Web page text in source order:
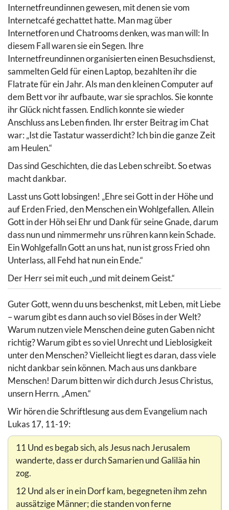
Internetfreundinnen gewesen, mit denen sie vom
Internetcafé gechattet hatte. Man mag über
Internetforen und Chatrooms denken, was man will: In
diesem Fall waren sie ein Segen. Ihre
Internetfreundinnen organisierten einen Besuchsdienst,
sammelten Geld für einen Laptop, bezahlten ihr die
Flatrate für ein Jahr. Als man den kleinen Computer auf
dem Bett vor ihr aufbaute, war sie sprachlos. Sie konnte
ihr Glück nicht fassen. Endlich konnte sie wieder
Anschluss ans Leben finden. Ihr erster Beitrag im Chat
war: „Ist die Tastatur wasserdicht? Ich bin die ganze Zeit
am Heulen.“
Das sind Geschichten, die das Leben schreibt. So etwas
macht dankbar.
Lasst uns Gott lobsingen! „Ehre sei Gott in der Höhe und
auf Erden Fried, den Menschen ein Wohlgefallen. Allein
Gott in der Höh sei Ehr und Dank für seine Gnade, darum
dass nun und nimmermehr uns rühren kann kein Schade.
Ein Wohlgefalln Gott an uns hat, nun ist gross Fried ohn
Unterlass, all Fehd hat nun ein Ende.“
Der Herr sei mit euch „und mit deinem Geist.“
Guter Gott, wenn du uns beschenkst, mit Leben, mit Liebe
– warum gibt es dann auch so viel Böses in der Welt?
Warum nutzen viele Menschen deine guten Gaben nicht
richtig? Warum gibt es so viel Unrecht und Lieblosigkeit
unter den Menschen? Vielleicht liegt es daran, dass viele
nicht dankbar sein können. Mach aus uns dankbare
Menschen! Darum bitten wir dich durch Jesus Christus,
unsern Herrn. „Amen.“
Wir hören die Schriftlesung aus dem Evangelium nach
Lukas 17, 11-19:
11 Und es begab sich, als Jesus nach Jerusalem
wanderte, dass er durch Samarien und Galiläa hin
zog.
12 Und als er in ein Dorf kam, begegneten ihm zehn
aussätzige Männer; die standen von ferne